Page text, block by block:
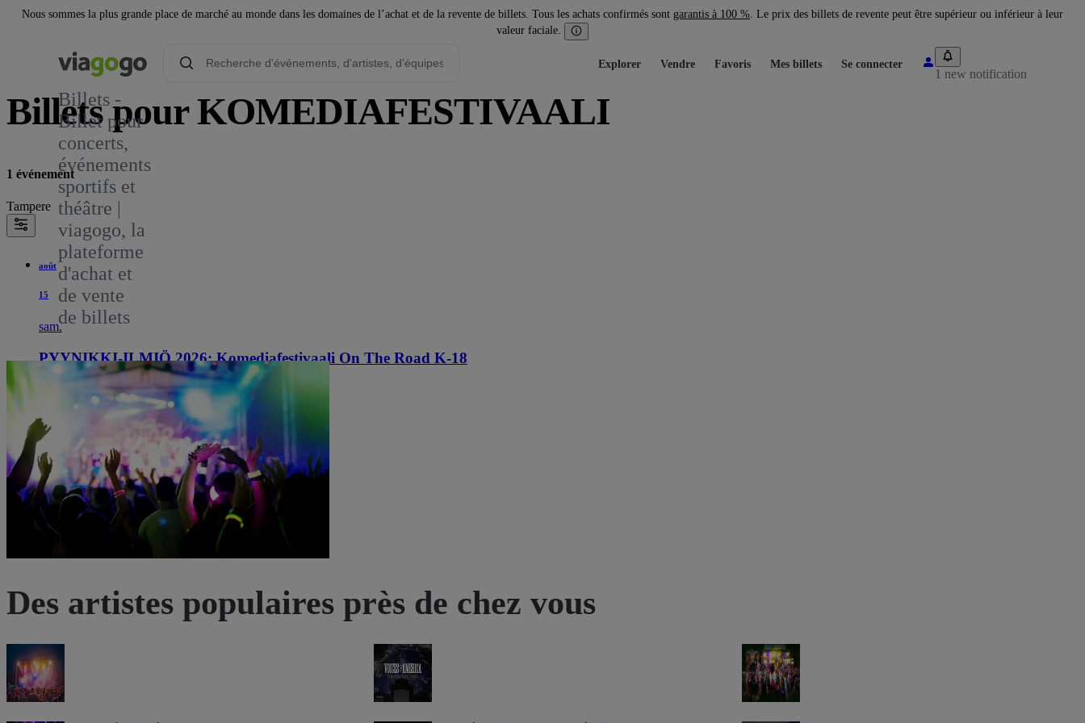
Nous sommes la plus grande place de marché au monde dans les domaines de l’achat et de la revente de billets. Tous les achats confirmés sont garantis à 100 %. Le prix des billets de revente peut être supérieur ou inférieur à leur
valeur faciale.
Billets -
Billet pour
concerts,
événements
sportifs et
théâtre |
viagogo, la
plateforme
d'achat et
de vente
de billets
Explorer Vendre Favoris Mes billets Se connecter
1 new notification
Billets pour KOMEDIAFESTIVAALI
1 événement
Tampere
août
15
sam.
PYYNIKKI-ILMIÖ 2026: Komediafestivaali On The Road K-18
Tampere, FinlandePyynikin Kesäteatteri
Pyynikin Kesäteatteri
Des artistes populaires près de chez vous